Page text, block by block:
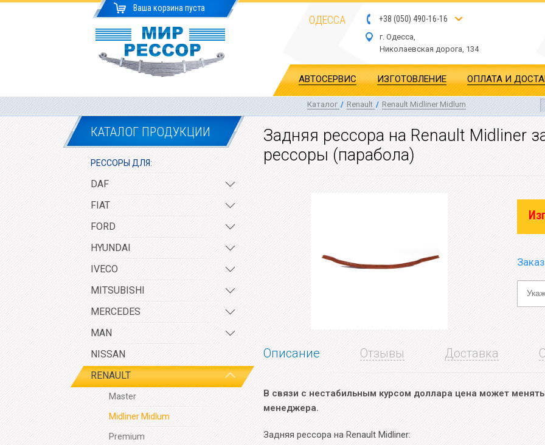
Ваша корзина пуста
ОДЕССА +38 (050) 490-16-16
г. Одесса,
Николаевская дорога, 134
АВТОСЕРВИС ИЗГОТОВЛЕНИЕ ОПЛАТА И
КАТАЛОГ ПРОДУКЦИИ
РЕССОРЫ ДЛЯ:
DAF
FIAT
FORD
HYUNDAI
IVECO
MITSUBISHI
MERCEDES
MAN
NISSAN
RENAULT
Master
Midliner Midlum
Premium
Каталог / Renault / Renault Midliner Midlum
Задняя рессора на Renault Midliner
рессоры (парабола)
Описание Отзывы Доставка
В связи с нестабильным курсом доллара цена может
менеджера.
Задняя рессора на Renault Midliner: